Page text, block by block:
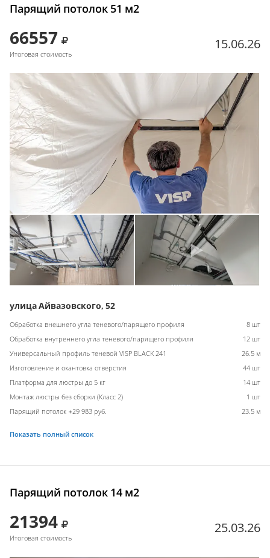
Парящий потолок 51 м2
66557
Итоговая стоимость
15.06.26
улица Айвазовского, 52
Обработка внешнего угла теневого/парящего профиля
8 шт
Обработка внутреннего угла теневого/парящего профиля
12 шт
Универсальный профиль теневой VISP BLACK 241
26.5 м
Изготовление и окантовка отверстия
44 шт
Платформа для люстры до 5 кг
14 шт
Монтаж люстры без сборки (Класс 2)
1 шт
Парящий потолок +29 983 руб.
23.5 м
Показать полный список
Парящий потолок 14 м2
21394
Итоговая стоимость
25.03.26